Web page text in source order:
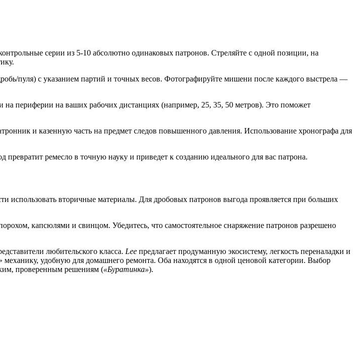
серии из 5-10 абсолютно одинаковых патронов. Стреляйте с одной позиции, на
пуля) с указанием партий и точных весов. Фотографируйте мишени после каждого выстрела —
на периферии на ваших рабочих дистанциях (например, 25, 35, 50 метров). Это поможет
и казенную часть на предмет следов повышенного давления. Использование хронографа для
ремесло в точную науку и приведет к созданию идеального для вас патрона.
использовать вторичные материалы. Для дробовых патронов выгода проявляется при больших
капсюлями и свинцом. Убедитесь, что самостоятельное снаряжение патронов разрешено
любительского класса. Lee предлагает продуманную экосистему, легкость переналадки и
механику, удобную для домашнего ремонта. Оба находятся в одной ценовой категории. Выбор
проверенным решениям («Буратинка»).